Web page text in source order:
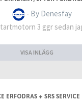
- By Denesfay
3 ggr sedan
VISA INLÄGG
ERFODRAS + SRS